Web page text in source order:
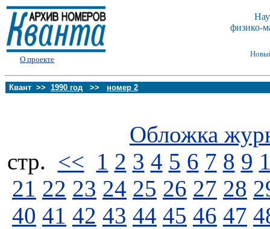
О проекте
физико-
Квант >> 1990 год >> номер 2
Обложка
стp. << 1 2 3 4 5 6 7 8 9
21 22 23 24 25 26 27 28
40 41 42 43 44 45 46 47